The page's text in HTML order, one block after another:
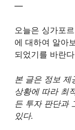
—
오늘은 싱가포
에 대하여 알아
되었기를 바란
본 글은 정보 제
상황에 따라 최
든 투자 판단과
있다.